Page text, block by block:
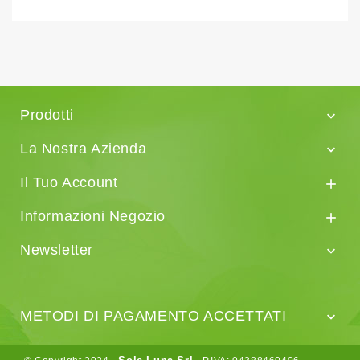
Prodotti

La Nostra Azienda

Il Tuo Account

Informazioni Negozio

Newsletter

METODI DI PAGAMENTO ACCETTATI 